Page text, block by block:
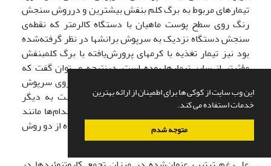
این وب سایت از کوکی ها برای اطمینان از ارائه بهترین
خدمات استفاده می کند.
متوجه شدم
تیمارهای مربوط به برگ کلم بنفش بیشترین و درروش سنجش
رنگ روی سطح پوست ماهیان با دستگاه کالرمتر که نقطه‌ی
سنجش دستگاه نزدیک به سرپوش برانشها در نظر گرفته‌شده
بود نیز تیمار تغذیه با کرمهای پرورش‌یافته با برگ کلم­بنفش
مؤثرتر از سایر تیمارها بوده است. درنتیجه می‌توان گفت که
تأثیرپذیری سلولهای تجمع رنگدانه‌ در اطراف و روی سرپوش
برانشی از نوع رنگدانه‌های برگ کلم­بنفش نسبت به دیگر
گیاهان غذایی به کار گرفته‌شده بیشتر از سایر اندام‌ها مانند
باله‌ها بوده است و در حقیقت دو نتیجه بدست آمده از دو روش
سنجش متفاوت نیز، همدیگر را تأیید می‌کنند.